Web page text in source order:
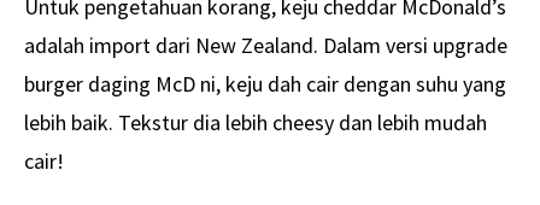
Untuk pengetahuan korang, keju cheddar McDonald’s
adalah import dari New Zealand. Dalam versi upgrade
burger daging McD ni, keju dah cair dengan suhu yang
lebih baik. Tekstur dia lebih cheesy dan lebih mudah
cair!